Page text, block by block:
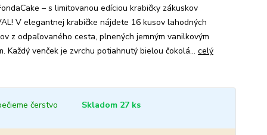
– s limitovanou edíciou krabičky zákuskov
V elegantnej krabičke nájdete 16 kusov lahodných
z odpaľovaného cesta, plnených jemným vanilkovým
Každý venček je zvrchu potiahnutý bielou čokolá... celý
čerstvo Skladom 27 ks